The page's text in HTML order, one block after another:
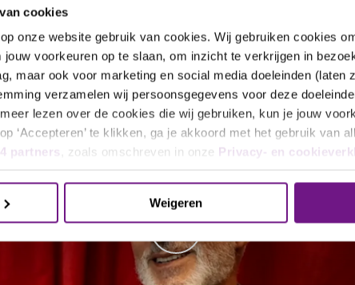
cookies
onze website gebruik van cookies. Wij gebruiken cookies
voorkeuren op te slaan, om inzicht te verkrijgen in
maar ook voor marketing en social media doeleinden (laten
verzamelen wij persoonsgegevens voor deze
lezen over de cookies die wij gebruiken, kun je jouw
‘Accepteren’ te klikken, ga je akkoord met het gebruik van
4 partners , zoals omschreven in onze Privacy- en
Weigeren
Alle voorstellingen
Achter de schermen